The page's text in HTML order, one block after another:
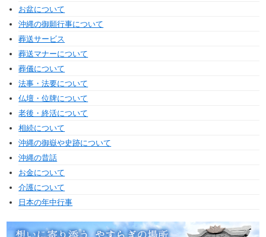
お盆について
沖縄の御願行事について
葬送サービス
葬送マナーについて
葬儀について
法事・法要について
仏壇・位牌について
老後・終活について
相続について
沖縄の御嶽や史跡について
沖縄の昔話
お金について
介護について
日本の年中行事